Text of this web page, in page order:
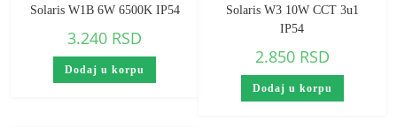
Solaris W1B 6W 6500K IP54
3.240 RSD
Dodaj u korpu
Solaris W3 10W CCT 3u1
IP54
2.850 RSD
Dodaj u korpu